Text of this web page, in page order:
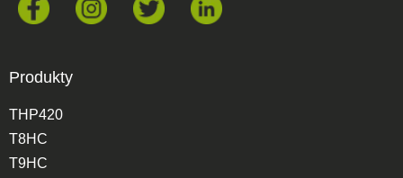
Produkty
THP420
T8HC
T9HC